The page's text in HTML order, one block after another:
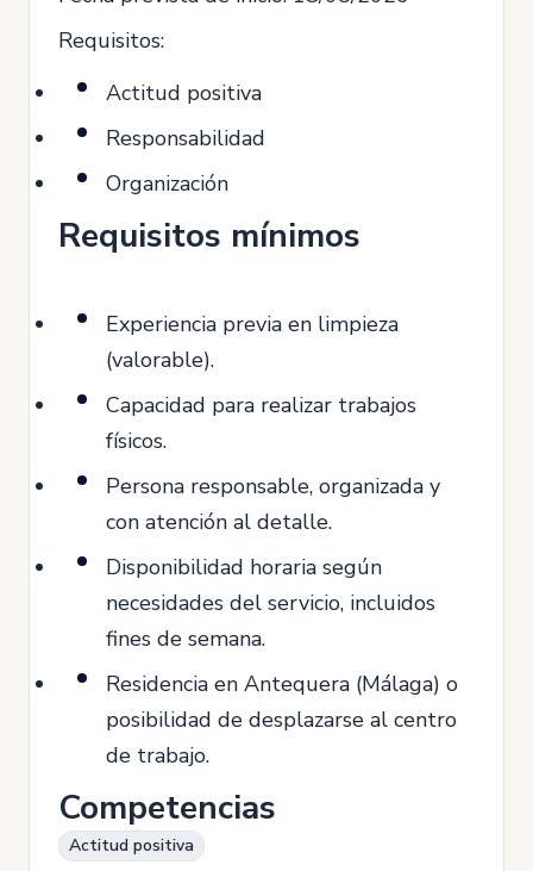
Requisitos:
Actitud positiva
Responsabilidad
Organización
Requisitos mínimos
Experiencia previa en limpieza
(valorable).
Capacidad para realizar trabajos
físicos.
Persona responsable, organizada y
con atención al detalle.
Disponibilidad horaria según
necesidades del servicio, incluidos
fines de semana.
Residencia en Antequera (Málaga) o
posibilidad de desplazarse al centro
de trabajo.
Competencias
Actitud positiva